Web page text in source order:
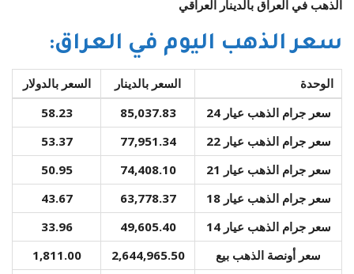
الذهب في العراق بالدينار العراقي
سعر الذهب اليوم في العراق:
الوحدة السعر بالدينار
السعر بالدولار
سعر جرام الذهب عيار 24
85,037.83
58.23
سعر جرام الذهب عيار 22
77,951.34
53.37
سعر جرام الذهب عيار 21
74,408.10
50.95
سعر جرام الذهب عيار 18
63,778.37
43.67
سعر جرام الذهب عيار 14
49,605.40
33.96
سعر أونصة الذهب بيع
2,644,965.50
1,811.00